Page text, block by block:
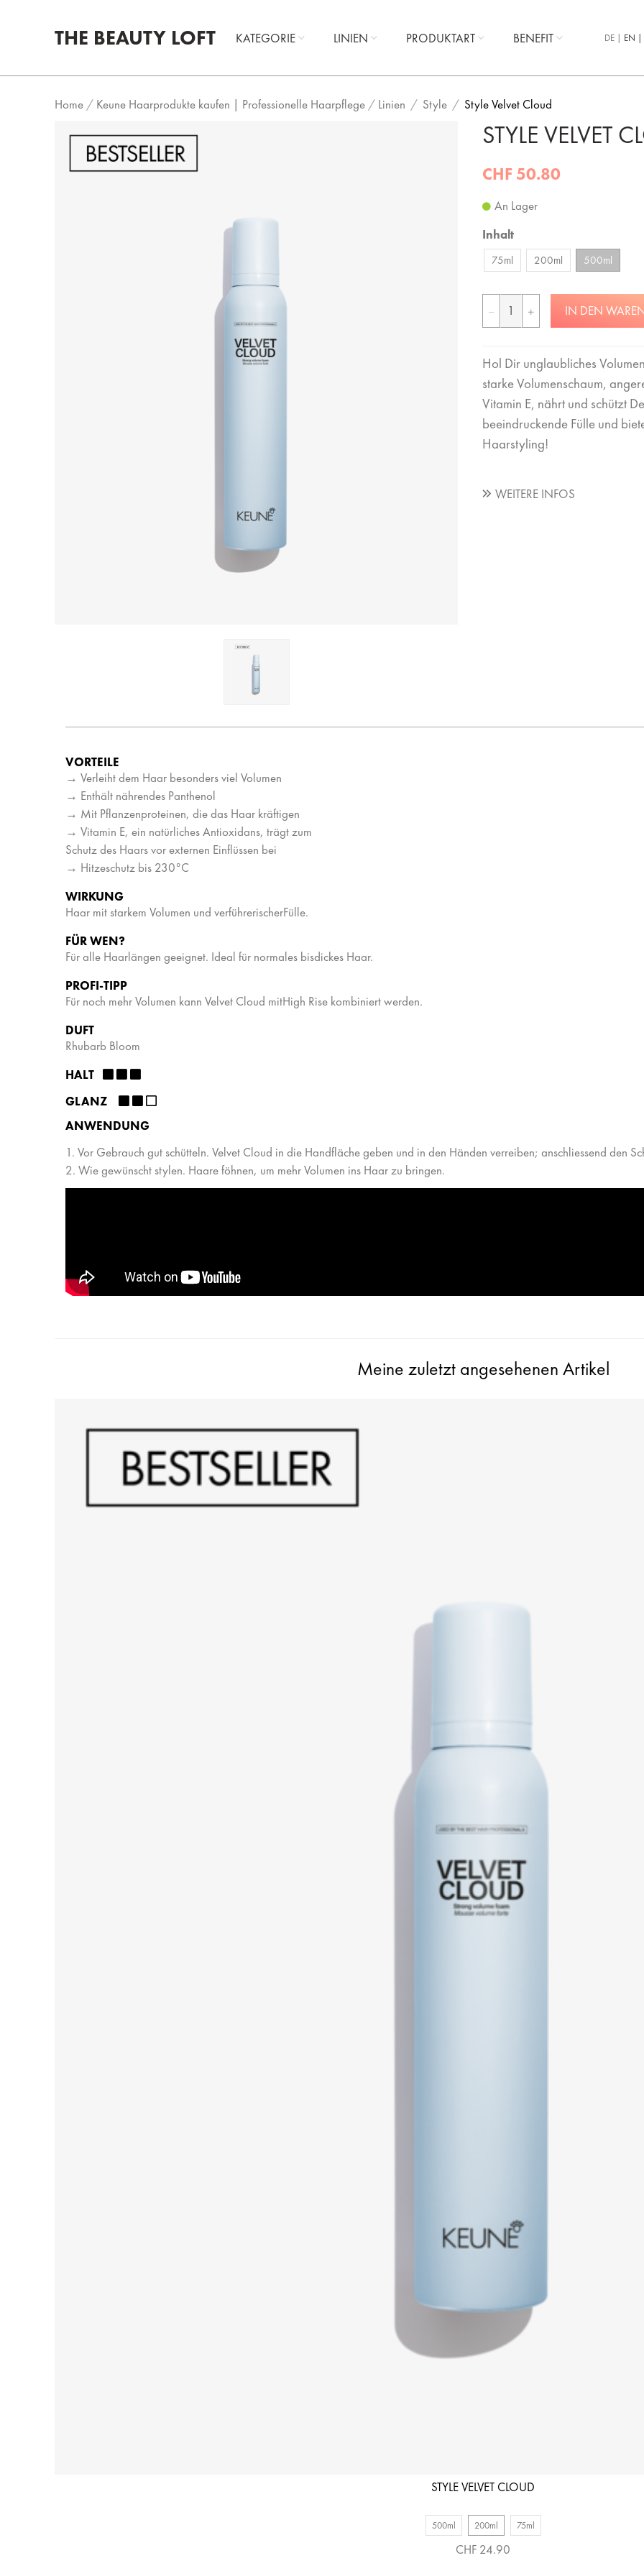
THE BEAUTY LOFT KATEGORIE LINIEN PRODUKTART BENEFIT DE EN
Home / Keune Haarprodukte kaufen | Professionelle Haarpflege / Linien Style Style Velvet Cloud
STYLE VELVET
CHF 50.80
An Lager
Inhalt
75ml 200ml 500ml
IN DEN
Hol Dir unglaubliches
starke Volumenschaum,
Vitamin E, nährt und schützt
beeindruckende Fülle und
Haarstyling!
WEITERE INFOS
VORTEILE
→ Verleiht dem Haar besonders viel Volumen
→ Enthält nährendes Panthenol
→ Mit Pflanzenproteinen, die das Haar kräftigen
→ Vitamin E, ein natürliches Antioxidans, trägt zum
Schutz des Haars vor externen Einflüssen bei
→ Hitzeschutz bis 230°C
WIRKUNG
Haar mit starkem Volumen und verführerischerFülle.
FÜR WEN?
Für alle Haarlängen geeignet. Ideal für normales bisdickes Haar.
PROFI-TIPP
Für noch mehr Volumen kann Velvet Cloud mitHigh Rise kombiniert werden.
DUFT
Rhubarb Bloom
HALT ​​​​ ​ ​
GLANZ ​​​ ​ ​
ANWENDUNG
1. Vor Gebrauch gut schütteln. Velvet Cloud in die Handfläche geben und in den Händen verreiben; anschliessend den
2. Wie gewünscht stylen. Haare föhnen, um mehr Volumen ins Haar zu bringen.
Meine zuletzt angesehenen Artikel
STYLE VELVET CLOUD
500ml 200ml 75ml
CHF 24.90